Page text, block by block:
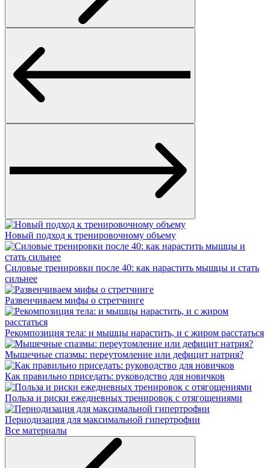
Новый подход к тренировочному объему
Силовые тренировки после 40: как нарастить мышцы и стать
сильнее
Развенчиваем мифы о стретчинге
Рекомпозиция тела: и мышцы нарастить, и с жиром расстаться
Мышечные спазмы: переутомление или дефицит натрия?
Как правильно приседать: руководство для новичков
Польза и риски ежедневных тренировок с отягощениями
Периодизация для максимальной гипертрофии
Все материалы